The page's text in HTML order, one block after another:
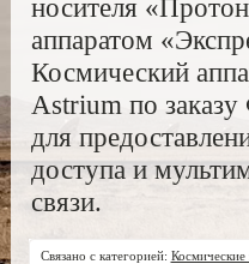
носителя
аппаратом
Космический
Astrium по
для
доступа и
связи.
Связано с категорией: Космические